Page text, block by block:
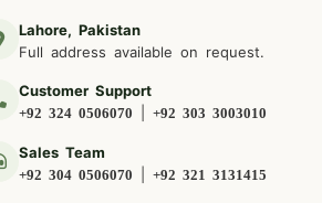
Lahore, Pakistan
Full address available on request.
Customer Support
+92 324 0506070 |+92 303 3003010
Sales Team
+92 304 0506070 |+92 321 3131415